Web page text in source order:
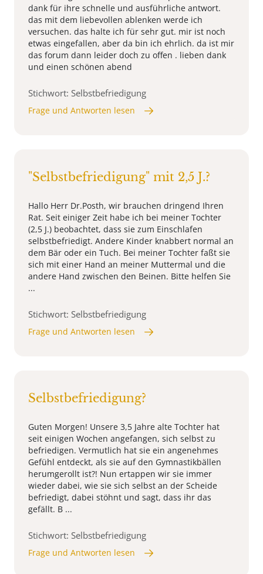
dank für ihre schnelle und ausführliche antwort.
das mit dem liebevollen ablenken werde ich
versuchen. das halte ich für sehr gut. mir ist noch
etwas eingefallen, aber da bin ich ehrlich. da ist mir
das forum dann leider doch zu offen . lieben dank
und einen schönen abend
Stichwort: Selbstbefriedigung
Frage und Antworten lesen
"Selbstbefriedigung" mit 2,5 J.?
Hallo Herr Dr.Posth, wir brauchen dringend Ihren
Rat. Seit einiger Zeit habe ich bei meiner Tochter
(2,5 J.) beobachtet, dass sie zum Einschlafen
selbstbefriedigt. Andere Kinder knabbert normal an
dem Bär oder ein Tuch. Bei meiner Tochter faßt sie
sich mit einer Hand an meiner Muttermal und die
andere Hand zwischen den Beinen. Bitte helfen Sie
...
Stichwort: Selbstbefriedigung
Frage und Antworten lesen
Selbstbefriedigung?
Guten Morgen! Unsere 3,5 Jahre alte Tochter hat
seit einigen Wochen angefangen, sich selbst zu
befriedigen. Vermutlich hat sie ein angenehmes
Gefühl entdeckt, als sie auf den Gymnastikbällen
herumgerollt ist?! Nun ertappen wir sie immer
wieder dabei, wie sie sich selbst an der Scheide
befriedigt, dabei stöhnt und sagt, dass ihr das
gefällt. B ...
Stichwort: Selbstbefriedigung
Frage und Antworten lesen